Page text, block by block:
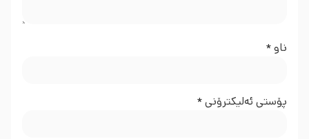
ناو*
پۆستی ئەلیکترۆنی*